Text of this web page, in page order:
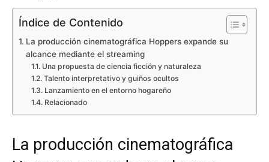
Índice de Contenido
La producción cinematográfica Hoppers expande su
alcance mediante el streaming
Una propuesta de ciencia ficción y naturaleza
Talento interpretativo y guiños ocultos
Lanzamiento en el entorno hogareño
Relacionado
La producción cinematográfica